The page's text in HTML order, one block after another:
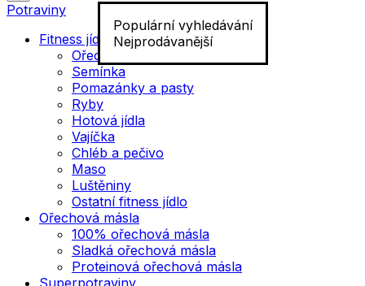
Populární vyhledávání
Nejprodávanější
Potraviny
Fitness jídlo
Ořechy
Semínka
Pomazánky a pasty
Ryby
Hotová jídla
Vajíčka
Chléb a pečivo
Maso
Luštěniny
Ostatní fitness jídlo
Ořechová másla
100% ořechová másla
Sladká ořechová másla
Proteinová ořechová másla
Superpotraviny